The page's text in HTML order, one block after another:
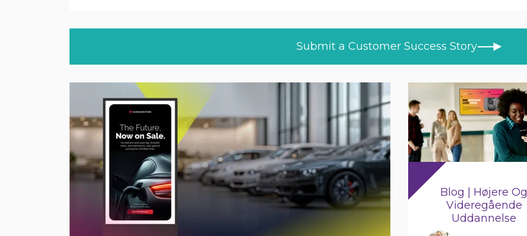
Højere og videregående uddannelse
Sundhed
Trade
MOD/Government
Ashley Helm
Christopher Bundy
Adam Kingshot
Jack Willson
Mark Tildesley
Submit a Customer Success Story
Blog | Højere Og
Videregående
Uddannelse